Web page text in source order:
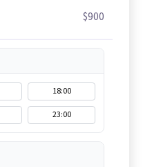
$900
18:00
23:00